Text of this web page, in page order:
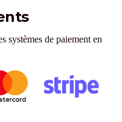
systèmes de paiement en